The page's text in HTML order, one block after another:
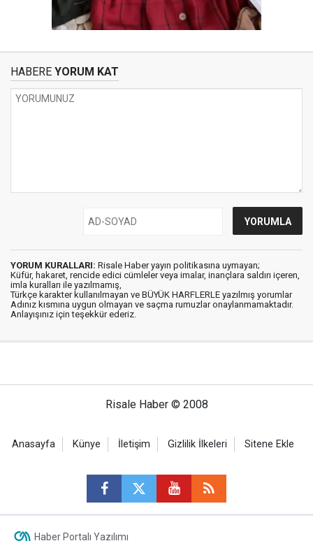
HABERE YORUM KAT
YORUM KURALLARI: Risale Haber yayın politikasına uymayan;
Küfür, hakaret, rencide edici cümleler veya imalar, inançlara saldırı içeren,
imla kuralları ile yazılmamış,
Türkçe karakter kullanılmayan ve BÜYÜK HARFLERLE yazılmış yorumlar
Adınız kısmına uygun olmayan ve saçma rumuzlar onaylanmamaktadır.
Anlayışınız için teşekkür ederiz.
Risale Haber © 2008
Anasayfa Künye İletişim Gizlilik İlkeleri Sitene Ekle
Haber Portalı Yazılımı